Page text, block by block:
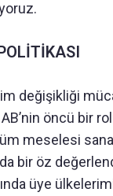
değişikliği
öncü bir
meselesi
bir öz
üye